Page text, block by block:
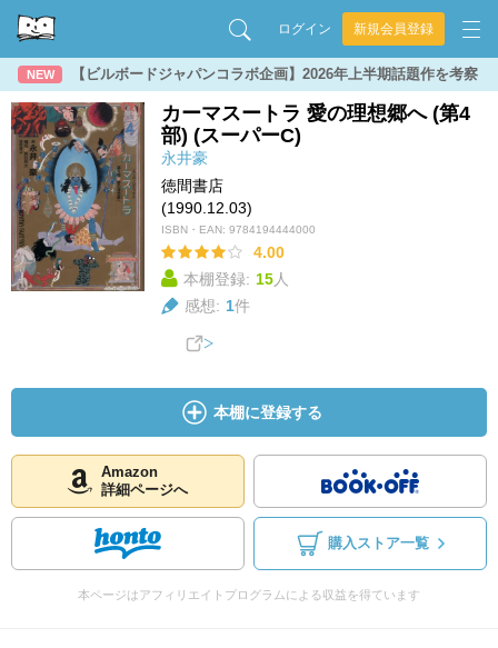
ログイン 新規会員登録
NEW 【ビルボードジャパンコラボ企画】2026年上半期話題作を考察
カーマスートラ 愛の理想郷へ (第4
部) (スーパーC)
永井豪
徳間書店
(1990.12.03)
ISBN・EAN: 9784194444000
4.00
本棚登録: 15人
感想: 1件
本棚に登録する
Amazon
詳細ページへ
購入ストア一覧
本ページはアフィリエイトプログラムによる収益を得ています